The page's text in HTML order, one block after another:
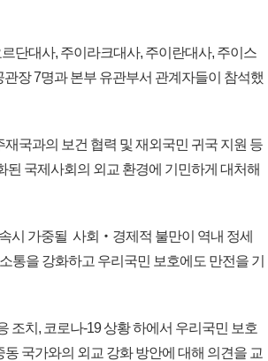
단대사, 주이라크대사, 주이란대사, 주이스
장 7명과 본부 유관부서 관계자들이 참석했
국과의 보건 협력 및 재외국민 귀국 지원 등
된 국제사회의 외교 환경에 기민하게 대처해
시 가중될 사회‧경제적 불만이 역내 정세
통을 강화하고 우리국민 보호에도 만전을 기
조치, 코로나-19 상황 하에서 우리국민 보호
국가와의 외교 강화 방안에 대해 의견을 교